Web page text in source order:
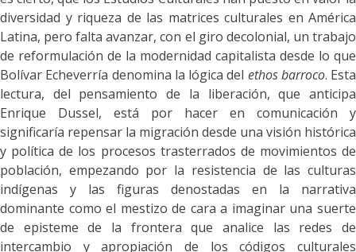
diversidad y riqueza de las matrices culturales en América
Latina, pero falta avanzar, con el giro decolonial, un trabajo
de reformulación de la modernidad capitalista desde lo que
Bolívar Echeverría denomina la lógica del ethos barroco. Esta
lectura, del pensamiento de la liberación, que anticipa
Enrique Dussel, está por hacer en comunicación y
significaría repensar la migración desde una visión histórica
y política de los procesos trasterrados de movimientos de
población, empezando por la resistencia de las culturas
indígenas y las figuras denostadas en la narrativa
dominante como el mestizo de cara a imaginar una suerte
de episteme de la frontera que analice las redes de
intercambio y apropiación de los códigos culturales